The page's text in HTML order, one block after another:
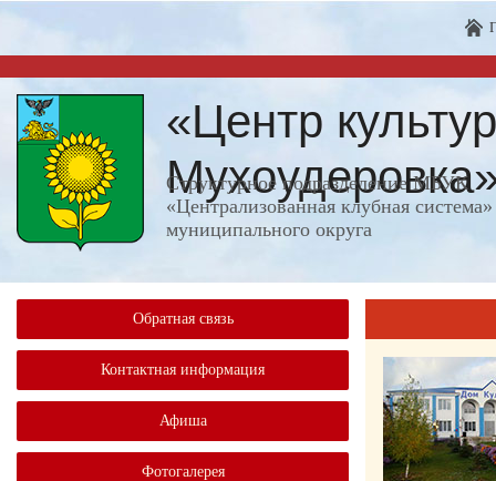
«Центр
Структурное подразделение МБУК
«Централизованная клубная
муниципального округа
Обратная связь
Контактная информация
Афиша
Фотогалерея